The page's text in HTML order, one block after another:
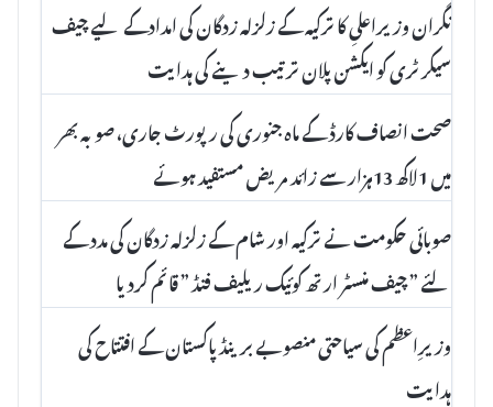
نگران وزیراعلیِ کا ترکیہ کے زلزلہ زدگان کی امدادکے لیے چیف
سیکرٹری کو ایکشن پلان ترتیب دینے کی ہدایت
صحت انصاف کارڈ کے ماہ جنوری کی رپورٹ جاری، صوبہ بھر
میں 1لاکھ 13ہزار سے زائد مریض مستفید ہوئے
صوبائی حکومت نے ترکیہ اور شام کے زلزلہ زدگان کی مدد کے
لئے ” چیف منسٹر ارتھ کوئیک ریلیف فنڈ ” قائم کردیا
وزیرِاعظم کی سیاحتی منصوبے برینڈ پاکستان کے افتتاح کی
ہدایت